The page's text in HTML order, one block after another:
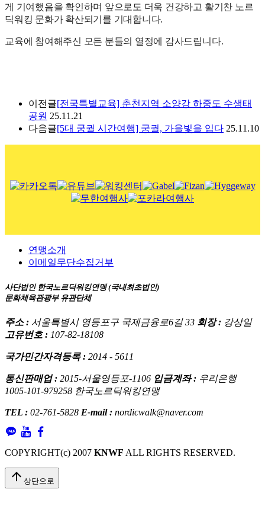
게 기여했음을 확인하며 앞으로도 더욱 건강하고 활기찬 노르
딕워킹 문화가 확산되기를 기대합니다.
교육에 참여해주신 모든 분들의 열정에 감사드립니다.
이전글[전국특별교육] 춘천지역 소양강 하중도 수생태
공원 25.11.21
다음글[5대 궁궐 시간여행] 궁궐, 가을빛을 입다 25.11.10
연맹소개
이메일무단수집거부
사단법인 한국노르딕워킹연맹 (국내최초법인)
문화체육관광부 유관단체
주소 : 서울특별시 영등포구 국제금융로6길 33 회장 : 강상일
고유번호 : 107-82-18108
국가민간자격등록 : 2014 - 5611
통신판매업 : 2015-서울영등포-1106 입금계좌 : 우리은행
1005-101-979258 한국노르딕워킹연맹
TEL : 02-761-5828 E-mail : nordicwalk@naver.com
COPYRIGHT(c) 2007 KNWF ALL RIGHTS RESERVED.
arrow_upward 상단으로